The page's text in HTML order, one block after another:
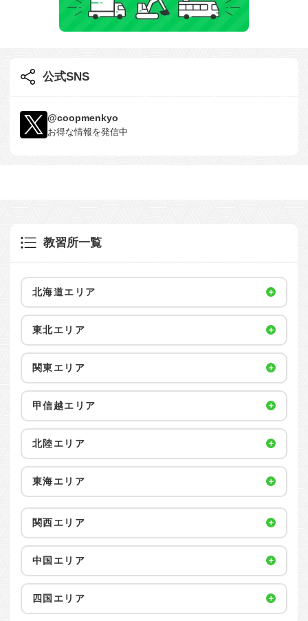
公式SNS
@coopmenkyo
お得な情報を発信中
教習所一覧
北海道エリア
東北エリア
関東エリア
甲信越エリア
北陸エリア
東海エリア
関西エリア
中国エリア
四国エリア